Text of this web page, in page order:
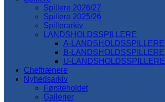
Spillere 2026/27
Spillere 2025/26
Spillerarkiv
LANDSHOLDSSPILLERE
A-LANDSHOLDSSPILLERE
B-LANDSHOLDSSPILLERE
U-LANDSHOLDSSPILLERE
Cheftrænere
Nyhedsarkiv
Førsteholdet
Gallerier